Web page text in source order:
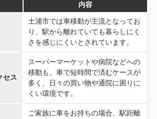
内容
土浦市では車移動が主流となってお
り、駅から離れていても暮らしにく
さを感じにくいとされています。
セス
スーパーマーケットや病院などへの
移動も、車で短時間で済むケースが
多く、日々の買い物や通院に困りに
くい環境です。
ご家族に車をお持ちの場合、駅距離